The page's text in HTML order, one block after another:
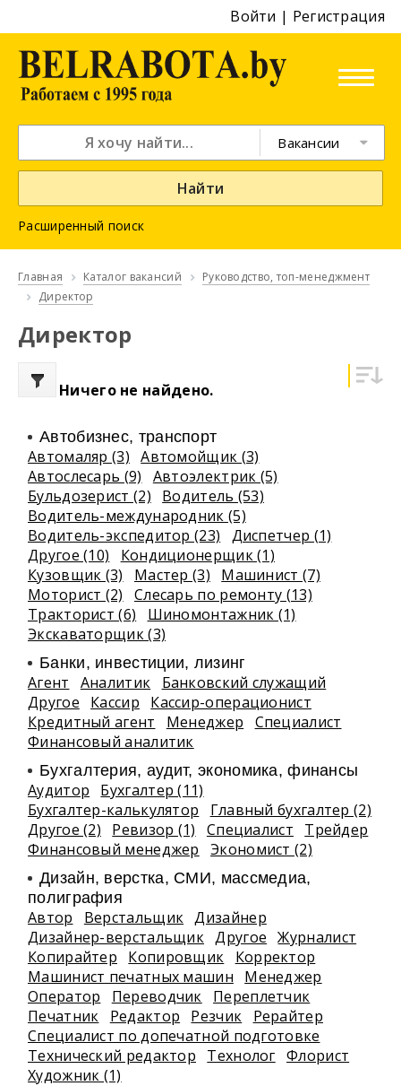
Войти | Регистрация
Вакансии
Найти
Расширенный поиск
Главная Каталог вакансий
Руководство, топ-менеджмент
Директор
Директор
Ничего не найдено.
Автобизнес, транспорт
Автомаляр (3)
Автомойщик (3)
Автослесарь (9)
Автоэлектрик (5)
Бульдозерист (2)
Водитель (53)
Водитель-международник (5)
Водитель-экспедитор (23)
Диспетчер (1)
Другое (10)
Кондиционерщик (1)
Кузовщик (3)
Мастер (3)
Машинист (7)
Моторист (2)
Слесарь по ремонту (13)
Тракторист (6)
Шиномонтажник (1)
Экскаваторщик (3)
Банки, инвестиции, лизинг
Агент Аналитик
Банковский служащий
Другое
Кассир
Кассир-операционист
Кредитный агент
Менеджер
Специалист
Финансовый аналитик
Бухгалтерия, аудит, экономика, финансы
Аудитор
Бухгалтер (11)
Бухгалтер-калькулятор
Главный бухгалтер (2)
Другое (2)
Ревизор (1) Специалист
Трейдер
Финансовый менеджер
Экономист (2)
Дизайн, верстка, СМИ, массмедиа,
полиграфия
Автор Верстальщик Дизайнер
Дизайнер-верстальщик Другое
Журналист
Копирайтер
Копировщик
Корректор
Машинист печатных машин
Менеджер
Оператор
Переводчик
Переплетчик
Печатник
Редактор Резчик
Рерайтер
Специалист по допечатной подготовке
Технический редактор
Технолог Флорист
Художник (1)